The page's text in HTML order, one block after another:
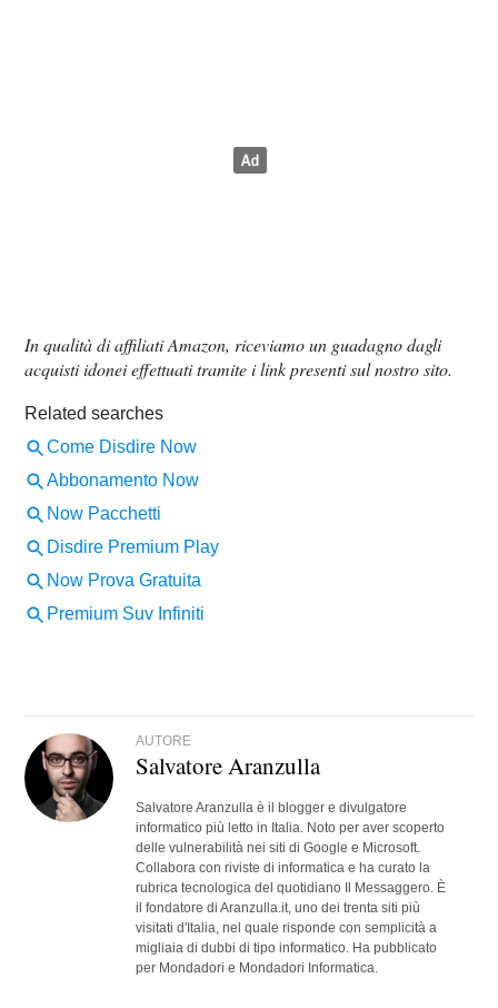
In qualità di affiliati Amazon, riceviamo un guadagno dagli
acquisti idonei effettuati tramite i link presenti sul nostro sito.
AUTORE
Salvatore Aranzulla
Salvatore Aranzulla è il blogger e divulgatore
informatico più letto in Italia. Noto per aver scoperto
delle vulnerabilità nei siti di Google e Microsoft.
Collabora con riviste di informatica e ha curato la
rubrica tecnologica del quotidiano Il Messaggero. È
il fondatore di Aranzulla.it, uno dei trenta siti più
visitati d'Italia, nel quale risponde con semplicità a
migliaia di dubbi di tipo informatico. Ha pubblicato
per Mondadori e Mondadori Informatica.